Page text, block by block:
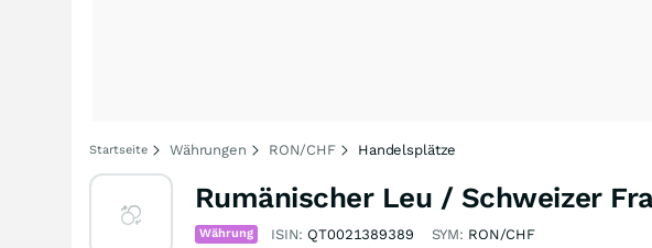
Startseite Währungen RON/CHF Handelsplätze
Rumänischer Leu / Schweizer
Währung ISIN: QT0021389389 SYM: RON/CHF